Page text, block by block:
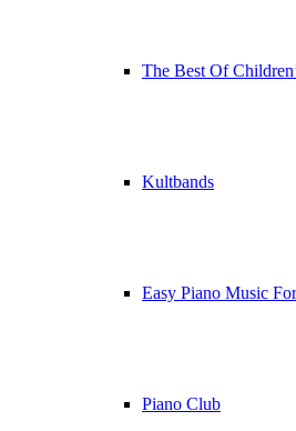
The Best Of
Kultbands
Easy Piano Music
Piano Club